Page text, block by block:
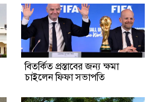
বিতর্কিত প্রস্তাবের জন্য ক্ষমা
চাইলেন ফিফা সভাপতি